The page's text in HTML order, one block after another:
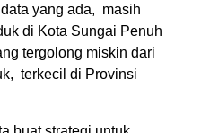
yang ada, masih
di Kota Sungai Penuh
tergolong miskin dari
terkecil di Provinsi